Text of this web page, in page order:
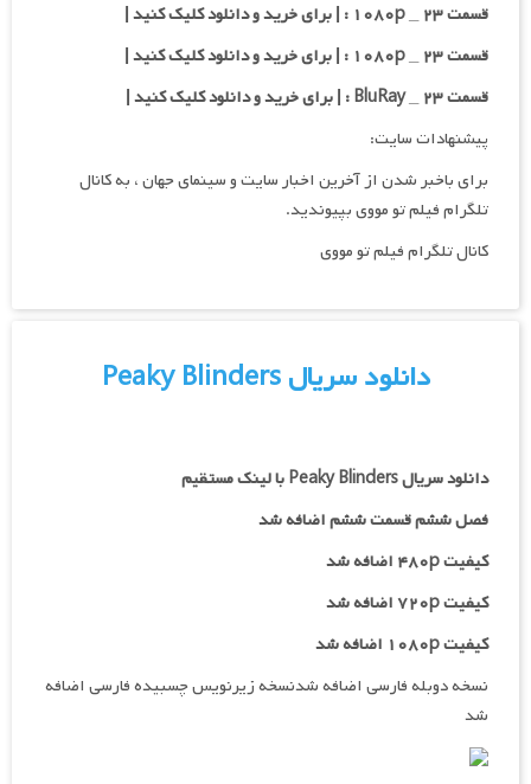
قسمت ۲۳ _ ۱۰۸۰p : | برای خرید و دانلود کلیک کنید |
قسمت ۲۳ _ ۱۰۸۰p : | برای خرید و دانلود کلیک کنید |
قسمت ۲۳ _ BluRay : | برای خرید و دانلود کلیک کنید |
پیشنهادات سایت:
برای باخبر شدن از آخرین اخبار سایت و سینمای جهان ، به کانال
تلگرام فیلم تو مووی بپیوندید.
کانال تلگرام فیلم تو مووی
دانلود سریال Peaky Blinders
دانلود سریال Peaky Blinders با لینک مستقیم
فصل ششم قسمت ششم اضافه شد
کیفیت ۴۸۰p اضافه شد
کیفیت ۷۲۰p اضافه شد
کیفیت ۱۰۸۰p اضافه شد
نسخه دوبله فارسی اضافه شدنسخه زیرنویس چسبیده فارسی اضافه
شد